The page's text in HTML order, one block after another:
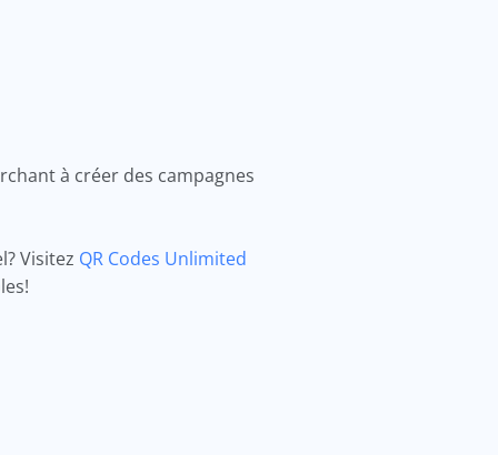
à créer des campagnes
Visitez QR Codes Unlimited